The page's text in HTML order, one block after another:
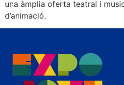
una àmplia oferta teatral i
d’animació.